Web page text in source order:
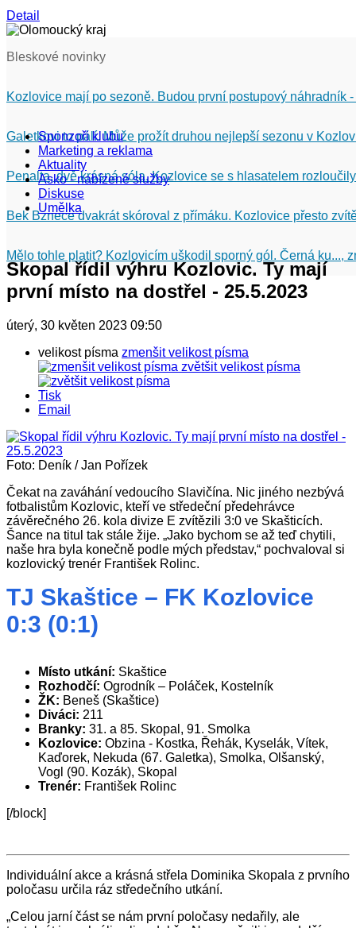
Detail
Bleskové novinky
Kozlovice mají po sezoně. Budou první postupový náhradník
Galetkovi to pálí. Může prožít druhou nejlepší sezonu v
Penalta, dvě krásná sóla. Kozlovice se s hlasatelem
Bek Bznece dvakrát skóroval z přímáku. Kozlovice přesto
Mělo tohle platit? Kozlovicím uškodil sporný gól. Černá ku...,
Sponzoři klubu
Marketing a reklama
Aktuality
Asko - nabízené služby
Diskuse
Umělka
Skopal řídil výhru Kozlovic. Ty mají
první místo na dostřel - 25.5.2023
úterý, 30 květen 2023 09:50
velikost písma zmenšit velikost písma
zvětšit velikost písma
Tisk
Email
Foto: Deník / Jan Pořízek
Čekat na zaváhání vedoucího Slavičína. Nic jiného nezbývá
fotbalistům Kozlovic, kteří ve středeční předehrávce
závěrečného 26. kola divize E zvítězili 3:0 ve Skašticích.
Šance na titul tak stále žije. „Jako bychom se až teď chytili,
naše hra byla konečně podle mých představ,“ pochvaloval si
kozlovický trenér František Rolinc.
TJ Skaštice – FK Kozlovice
0:3 (0:1)
Místo utkání: Skaštice
Rozhodčí: Ogrodník – Poláček, Kostelník
ŽK: Beneš (Skaštice)
Diváci: 211
Branky: 31. a 85. Skopal, 91. Smolka
Kozlovice: Obzina - Kostka, Řehák, Kyselák, Vítek,
Kaďorek, Nekuda (67. Galetka), Smolka, Olšanský,
Vogl (90. Kozák), Skopal
Trenér: František Rolinc
[/block]
Individuální akce a krásná střela Dominika Skopala z prvního
poločasu určila ráz středečního utkání.
„Celou jarní část se nám první poločasy nedařily, ale